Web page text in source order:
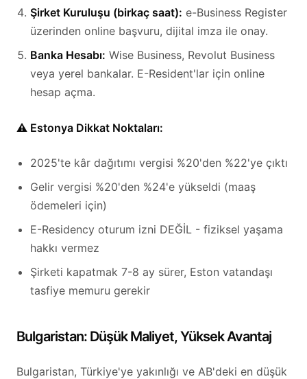
Şirket Kuruluşu (birkaç saat): e-Business Register
üzerinden online başvuru, dijital imza ile onay.
Banka Hesabı: Wise Business, Revolut Business
veya yerel bankalar. E-Resident'lar için online
hesap açma.
⚠️ Estonya Dikkat Noktaları:
2025'te kâr dağıtımı vergisi %20'den %22'ye çıktı
Gelir vergisi %20'den %24'e yükseldi (maaş
ödemeleri için)
E-Residency oturum izni DEĞİL - fiziksel yaşama
hakkı vermez
Şirketi kapatmak 7-8 ay sürer, Eston vatandaşı
tasfiye memuru gerekir
Bulgaristan: Düşük Maliyet, Yüksek Avantaj
Bulgaristan, Türkiye'ye yakınlığı ve AB'deki en düşük